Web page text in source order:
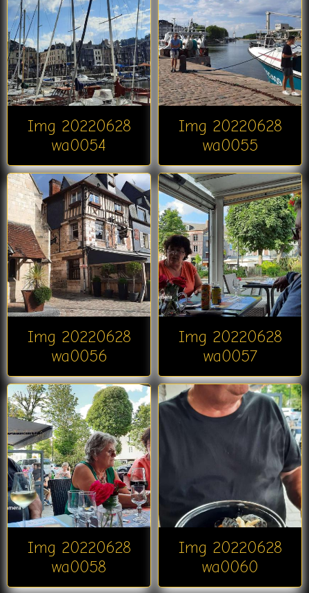
Img 20220628
wa0054
Img 20220628
wa0055
Img 20220628
wa0056
Img 20220628
wa0057
Img 20220628
wa0058
Img 20220628
wa0060